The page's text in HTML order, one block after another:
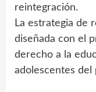
reintegración.
La estrategia de
diseñada con el
derecho a la
adolescentes del